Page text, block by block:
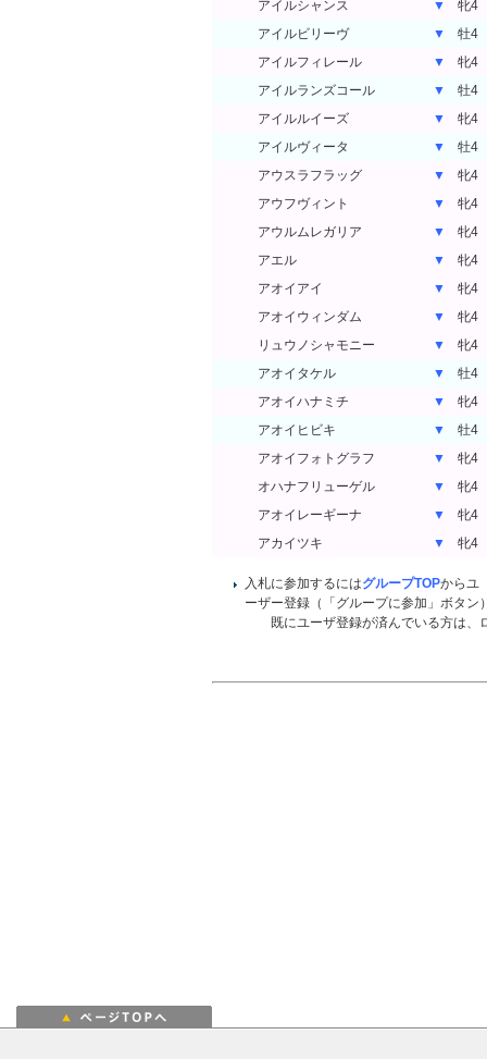
アイルシャンス
▼
牝4
アイルビリーヴ
▼
牡4
アイルフィレール
▼
牝4
アイルランズコール
▼
牡4
アイルルイーズ
▼
牝4
アイルヴィータ
▼
牡4
アウスラフラッグ
▼
牝4
アウフヴィント
▼
牝4
アウルムレガリア
▼
牝4
アエル
▼
牝4
アオイアイ
▼
牝4
アオイウィンダム
▼
牝4
リュウノシャモニー
▼
牝4
アオイタケル
▼
牡4
アオイハナミチ
▼
牝4
アオイヒビキ
▼
牡4
アオイフォトグラフ
▼
牝4
オハナフリューゲル
▼
牝4
アオイレーギーナ
▼
牝4
アカイツキ
▼ 牝4
入札に参加するにはグループTOPからユ
ーザー登録（「グループに参加」ボタン
既にユーザ登録が済んでいる方は、